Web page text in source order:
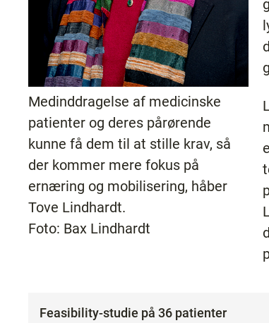
Medinddragelse af medicinske
patienter og deres pårørende
kunne få dem til at stille krav, så
der kommer mere fokus på
ernæring og mobilisering, håber
Tove Lindhardt.
Foto: Bax Lindhardt
Feasibility-studie på 36 patienter